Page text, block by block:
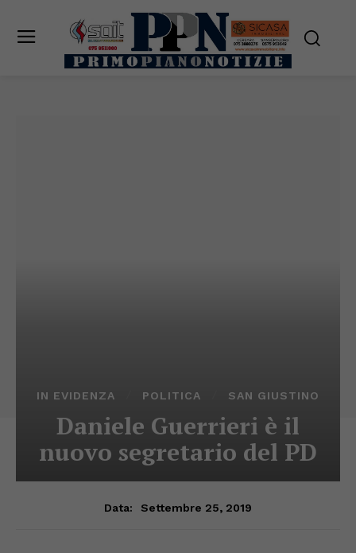
IN EVIDENZA POLITICA SAN GIUSTINO
Daniele Guerrieri è il
nuovo segretario del PD
Data: Settembre 25, 2019